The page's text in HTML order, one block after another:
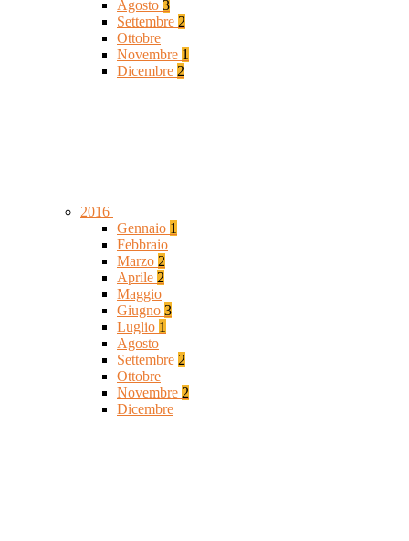
Agosto 3
Settembre 2
Ottobre
Novembre 1
Dicembre 2
2016
Gennaio 1
Febbraio
Marzo 2
Aprile 2
Maggio
Giugno 3
Luglio 1
Agosto
Settembre 2
Ottobre
Novembre 2
Dicembre